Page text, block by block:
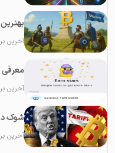
بهترین
آخرین
آخرین
آخرین